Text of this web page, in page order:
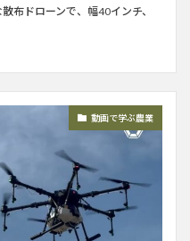
布ドローンで、幅40インチ、
動画で学ぶ農業